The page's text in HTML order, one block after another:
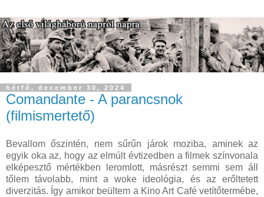
hétfő, december 30, 2024
Comandante - A parancsnok
(filmismertető)
Bevallom őszintén, nem sűrűn járok moziba, aminek az
egyik oka az, hogy az elmúlt évtizedben a filmek színvonala
elképesztő mértékben leromlott, másrészt semmi sem áll
tőlem távolabb, mint a woke ideológia, és az erőltetett
diverzitás. Így amikor beültem a Kino Art Café vetítőtermébe,